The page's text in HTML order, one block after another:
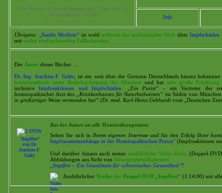
Uwe Heyeres, Klassische Homöopathie, Eckersdorf, in
„Naturheilpraxis“ 9/2012
Info
Übrigens: „Sanfte Medizin“ist wohlweltweit das umfassendste Werk über Impfschäden
mit vielen eindrucksvollen Fallbeispielen
Der Autor dieser Bücher ...
Dr.-Ing. Joachim-F. Grätz, ist ein weit über die Grenzen Deutschlands hinaus
homöopathisch unter Berücksichtigung der Miasmen
und hat sehr große Erfahrung
inclusiveImpfreaktionen und Impfschäden „Ein Purist“ – ein Vertreter der
homöopathischer Arzt des
„Krankenhauses für Naturheilweisen“ im Süden von
in großartiger Weise verstanden hat“ (Dr. med. Karl-Heinz Gebhardt vom „Deutschen
Rat des Autors an alle Homöotherapeuten:
Sehen Sie sich in Ihrem eigenen Interesseund für den
Erfolg Ihrer
Impfzusammenhänge in der Homöopathischen Praxis“ (Impfreaktionen
Und darüber hinaus auch meine ausführliche Video-Doku (Doppel-
Abbildungen aus Sicht von Naturgesetzmäßigkeiten:
„Impffrei – Ein Grundstein für «chronische» Gesundheit“!
Ausführlicher Trailer der Doppel-DVD „Impffrei“ (1:14:00) mit